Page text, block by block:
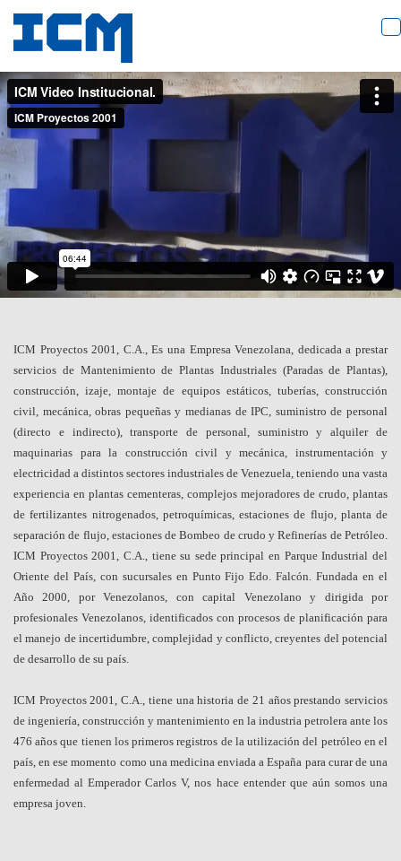
ICM Proyectos 2001, C.A., Es una Empresa Venezolana, dedicada a prestar
servicios de Mantenimiento de Plantas Industriales (Paradas de Plantas),
construcción, izaje, montaje de equipos estáticos, tuberías, construcción
civil, mecánica, obras pequeñas y medianas de IPC, suministro de personal
(directo e indirecto), transporte de personal, suministro y alquiler de
maquinarias para la construcción civil y mecánica, instrumentación y
electricidad a distintos sectores industriales de Venezuela, teniendo una vasta
experiencia en plantas cementeras, complejos mejoradores de crudo, plantas
de fertilizantes nitrogenados, petroquímicas, estaciones de flujo, planta de
separación de flujo, estaciones de Bombeo de crudo y Refinerías de Petróleo.
ICM Proyectos 2001, C.A., tiene su sede principal en Parque Industrial del
Oriente del País, con sucursales en Punto Fijo Edo. Falcón. Fundada en el
Año 2000, por Venezolanos, con capital Venezolano y dirigida por
profesionales Venezolanos, identificados con procesos de planificación para
el manejo de incertidumbre, complejidad y conflicto, creyentes del potencial
de desarrollo de su país.
ICM Proyectos 2001, C.A., tiene una historia de 21 años prestando servicios
de ingeniería, construcción y mantenimiento en la industria petrolera ante los
476 años que tienen los primeros registros de la utilización del petróleo en el
país, en ese momento como una medicina enviada a España para curar de una
enfermedad al Emperador Carlos V, nos hace entender que aún somos una
empresa joven.